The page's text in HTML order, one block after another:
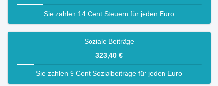
Sie zahlen 14 Cent Steuern für jeden Euro
Soziale Beiträge
323,40 €
Sie zahlen 9 Cent Sozialbeiträge für jeden Euro